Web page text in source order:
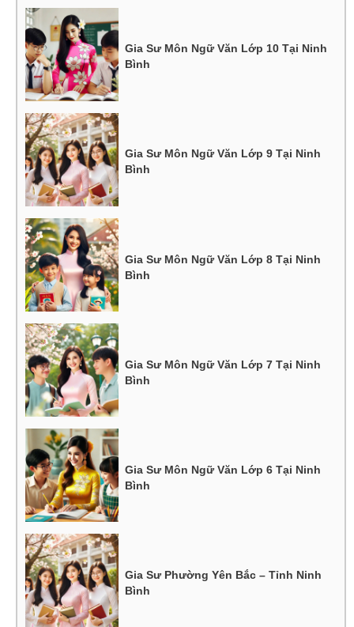
Gia Sư Môn Ngữ Văn Lớp 10 Tại Ninh
Bình
Gia Sư Môn Ngữ Văn Lớp 9 Tại Ninh
Bình
Gia Sư Môn Ngữ Văn Lớp 8 Tại Ninh
Bình
Gia Sư Môn Ngữ Văn Lớp 7 Tại Ninh
Bình
Gia Sư Môn Ngữ Văn Lớp 6 Tại Ninh
Bình
Gia Sư Phường Yên Bắc – Tỉnh Ninh
Bình